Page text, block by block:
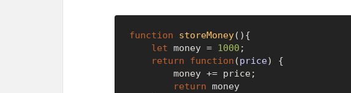
function storeMoney( ){
let money = 1000 ;
return
function (price) {
return money